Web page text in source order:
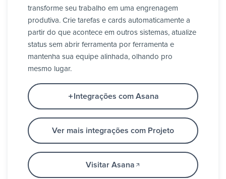
transforme seu trabalho em uma engrenagem
produtiva. Crie tarefas e cards automaticamente a
partir do que acontece em outros sistemas, atualize
status sem abrir ferramenta por ferramenta e
mantenha sua equipe alinhada, olhando pro
mesmo lugar.
Integrações com Asana
Ver mais integrações com Projeto
Visitar Asana